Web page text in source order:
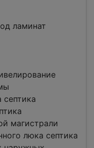
ламинат
магистрали
люка септика